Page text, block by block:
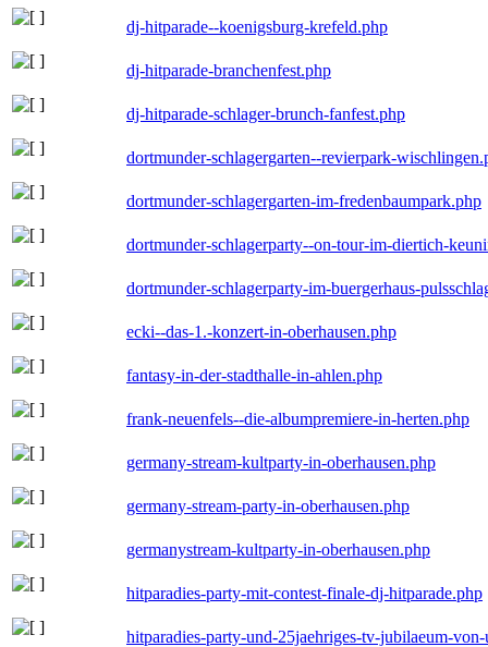
dj-hitparade--koenigsburg-krefeld.php
dj-hitparade-branchenfest.php
dj-hitparade-schlager-brunch-fanfest.php
dortmunder-schlagergarten--revierpark-
dortmunder-schlagergarten-im-fredenbaumpark.php
dortmunder-schlagerparty--on-tour-im-diertich-
dortmunder-schlagerparty-im-buergerhaus-
ecki--das-1.-konzert-in-oberhausen.php
fantasy-in-der-stadthalle-in-ahlen.php
frank-neuenfels--die-albumpremiere-in-herten.php
germany-stream-kultparty-in-oberhausen.php
germany-stream-party-in-oberhausen.php
germanystream-kultparty-in-oberhausen.php
hitparadies-party-mit-contest-finale-dj-hitparade.php
hitparadies-party-und-25jaehriges-tv-jubilaeum-